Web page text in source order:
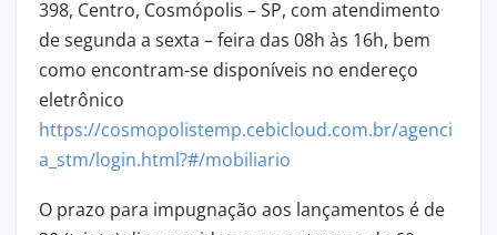
398, Centro, Cosmópolis – SP, com atendimento
de segunda a sexta – feira das 08h às 16h, bem
como encontram-se disponíveis no endereço
eletrônico
https://cosmopolistemp.cebicloud.com.br/agenci
a_stm/login.html?#/mobiliario
O prazo para impugnação aos lançamentos é de